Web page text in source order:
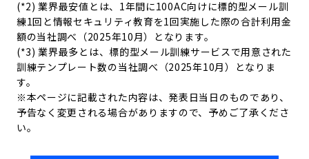
(*2) 業界最安値とは、1年間に100AC向けに標的型メール訓
練1回と情報セキュリティ教育を1回実施した際の合計利用金
額の当社調べ（2025年10月）となります。
(*3) 業界最多とは、標的型メール訓練サービスで用意された
訓練テンプレート数の当社調べ（2025年10月）となりま
す。
※本ページに記載された内容は、発表日当日のものであり、
予告なく変更される場合がありますので、予めご了承くださ
い。